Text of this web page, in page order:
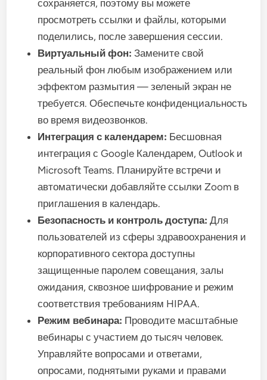
сохраняется, поэтому вы можете
просмотреть ссылки и файлы, которыми
поделились, после завершения сессии.
Виртуальный фон: Замените свой
реальный фон любым изображением или
эффектом размытия — зеленый экран не
требуется. Обеспечьте конфиденциальность
во время видеозвонков.
Интеграция с календарем: Бесшовная
интеграция с Google Календарем, Outlook и
Microsoft Teams. Планируйте встречи и
автоматически добавляйте ссылки Zoom в
приглашения в календарь.
Безопасность и контроль доступа: Для
пользователей из сферы здравоохранения и
корпоративного сектора доступны
защищенные паролем совещания, залы
ожидания, сквозное шифрование и режим
соответствия требованиям HIPAA.
Режим вебинара: Проводите масштабные
вебинары с участием до тысяч человек.
Управляйте вопросами и ответами,
опросами, поднятыми руками и правами